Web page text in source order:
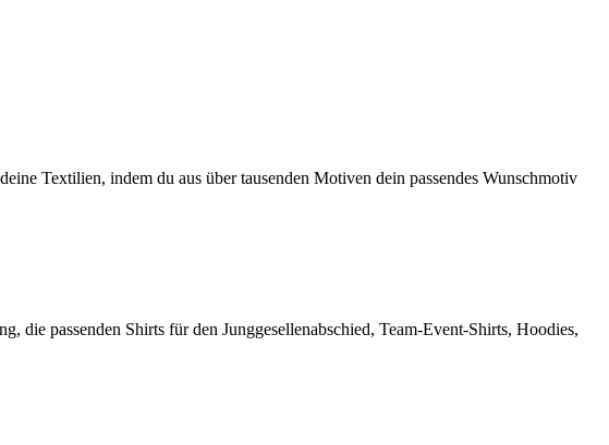
Textilien, indem du aus über tausenden Motiven dein passendes Wunschmotiv
die passenden Shirts für den Junggesellenabschied, Team-Event-Shirts, Hoodies,